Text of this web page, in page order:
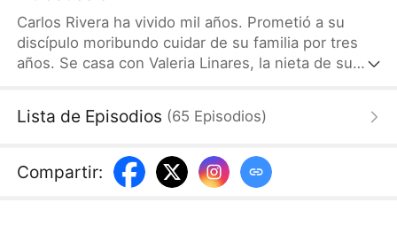
Carlos Rivera ha vivido mil años. Prometió a su
discípulo moribundo cuidar de su familia por tres
años. Se casa con Valeria Linares, la nieta de su
el trabajo. Cuando pasan los tres años, se va sin
Lista de Episodios (65 Episodios)
Compartir: